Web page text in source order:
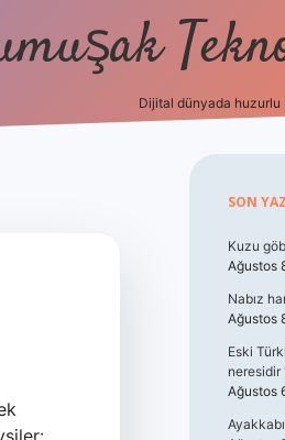
Dijital dünyada
SON
Kuzu
Ağustos
Nabız
Ağustos
Eski
neresidir
Ağustos